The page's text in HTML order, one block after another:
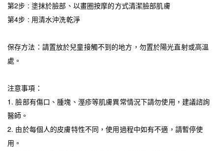
第2步 : 塗抹於臉部、以畫圈按摩的方式清潔臉部肌膚
第4步 : 用清水沖洗乾淨
保存方法：請置放於兒童接觸不到的地方，勿置於陽光直射或高溫
處。
注意事項：
1. 臉部有傷口、腫塊、溼疹等肌膚異常情況下請勿使用，建議諮詢
醫師。
2. 由於每個人的皮膚特性不同，使用過程中如有不適，請暫停使
用。